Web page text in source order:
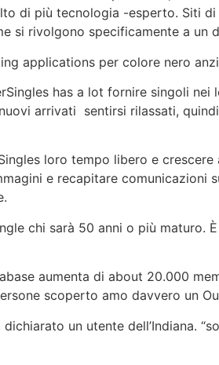
di più tecnologia -esperto. Siti
si rivolgono specificamente a un
applications per colore nero
has a lot fornire singoli nei
arrivati ​​ sentirsi rilassati,
loro tempo libero e
e recapitare comunicazioni
chi sarà 50 anni o più maturo.
aumenta di about 20.000
scoperto amo davvero un
un utente dell’Indiana.